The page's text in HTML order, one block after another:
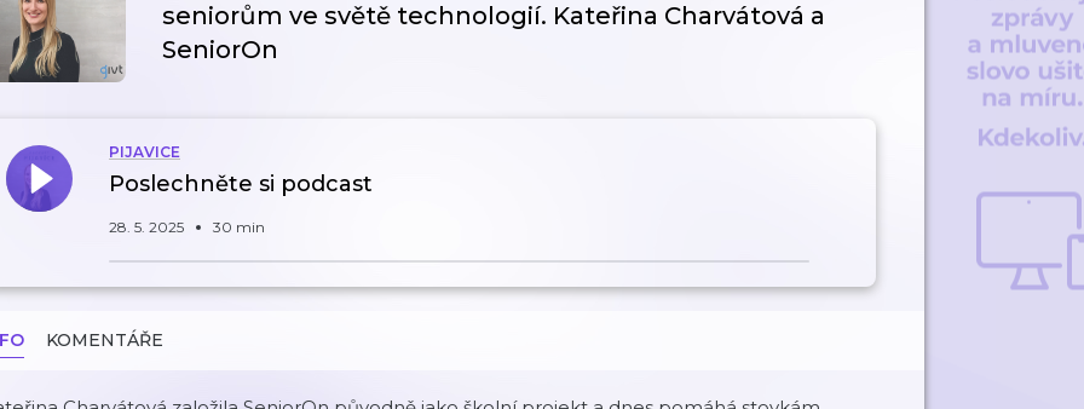
seniorům ve světě technologií. Kateřina Charvátová a
SeniorOn
PIJAVICE
Poslechněte si podcast
28. 5. 2025 30 min
KOMENTÁŘE